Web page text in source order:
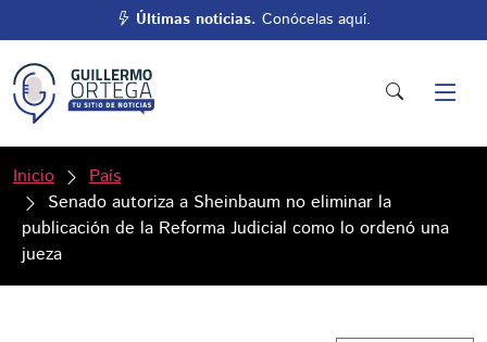
Últimas noticias. Conócelas aquí.
Inicio
País
Senado autoriza a Sheinbaum no eliminar la
publicación de la Reforma Judicial como lo ordenó una
jueza